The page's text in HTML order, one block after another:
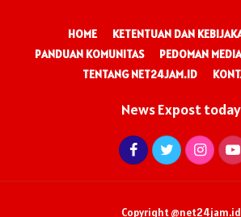
HOME
KETENTUAN DAN
PANDUAN KOMUNITAS
PEDOMAN
TENTANG NET24JAM.ID
News Expost today
Copyright @net24jam.id